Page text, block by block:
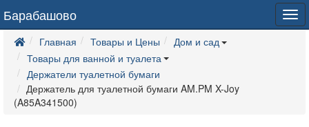
Барабашово
Главная Товары и Цены
Дом и сад
Товары для ванной и туалета
Держатели туалетной бумаги
Держатель для туалетной бумаги AM.PM X-Joy
(A85A341500)